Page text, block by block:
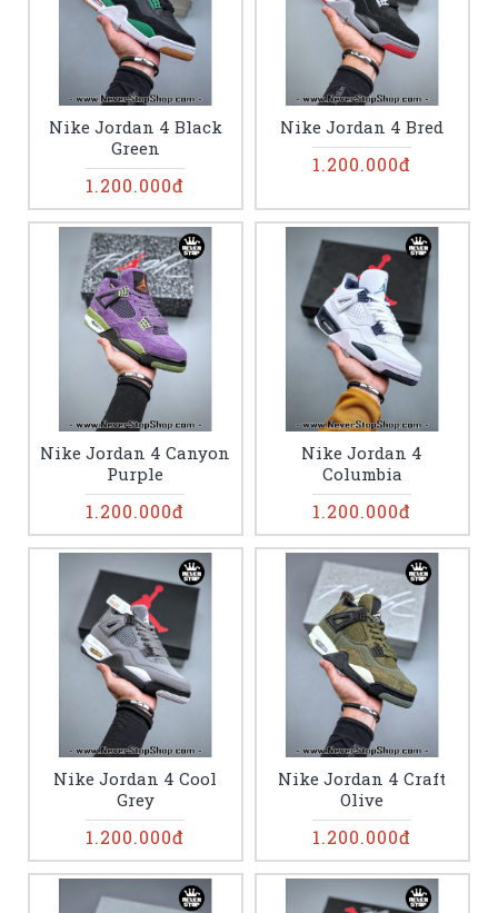
Nike Jordan 4 Black
Green
1.200.000đ
Nike Jordan 4 Bred
1.200.000đ
Nike Jordan 4 Canyon
Purple
1.200.000đ
Nike Jordan 4
Columbia
1.200.000đ
Nike Jordan 4 Cool
Grey
1.200.000đ
Nike Jordan 4 Craft
Olive
1.200.000đ